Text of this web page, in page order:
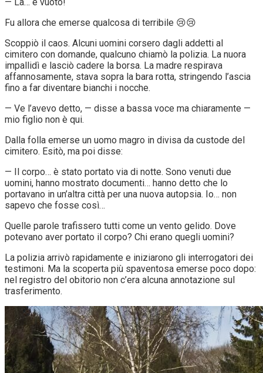
Fu allora che emerse qualcosa di terribile 😢😢
Scoppiò il caos. Alcuni uomini corsero dagli addetti al
cimitero con domande, qualcuno chiamò la polizia. La nuora
impallidì e lasciò cadere la borsa. La madre respirava
affannosamente, stava sopra la bara rotta, stringendo l’ascia
fino a far diventare bianchi i nocche.
— Ve l’avevo detto, — disse a bassa voce ma chiaramente —
mio figlio non è qui.
Dalla folla emerse un uomo magro in divisa da custode del
cimitero. Esitò, ma poi disse:
— Il corpo… è stato portato via di notte. Sono venuti due
uomini, hanno mostrato documenti… hanno detto che lo
portavano in un’altra città per una nuova autopsia. Io… non
sapevo che fosse così…
Quelle parole trafissero tutti come un vento gelido. Dove
potevano aver portato il corpo? Chi erano quegli uomini?
La polizia arrivò rapidamente e iniziarono gli interrogatori dei
testimoni. Ma la scoperta più spaventosa emerse poco dopo:
nel registro del obitorio non c’era alcuna annotazione sul
trasferimento.